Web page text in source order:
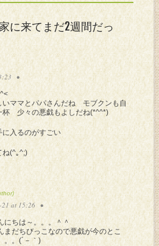
家に来てまだ2週間だっ
•
いママとパパさんだね モブクンも自
少々の悪戯もよしだね(*^^*)
入るのがすごい
ね(^｡^;)
at 15:26 •
にちは～。。。＾＾
まだちびっこなので悪戯が今のとこ
。。(´－｀)